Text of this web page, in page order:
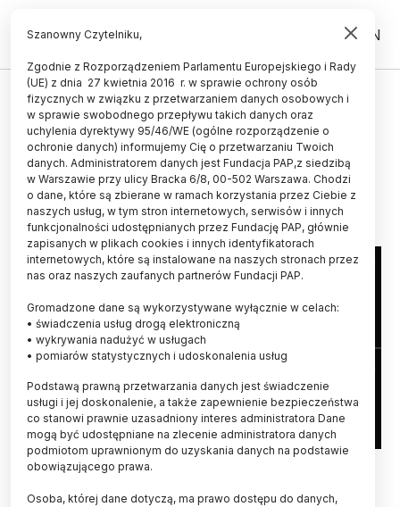
PL EN
MATERIA I ENERGIA
LHCb bada niuanse procesu
narodzin cząstek
23.11.2023
aktualizacja: 23.11.2023
4 minuty czytania
Read the English version of this article
Wizualizacja strumieni cząstek wtórnych zarejestrowanych
przez detektor LHCb w kilku zderzeniach proton-proton. Źródło:
Szanowny Czytelniku,
Zgodnie z Rozporządzeniem Parlamentu Europejskiego i Rady
(UE) z dnia 27 kwietnia 2016 r. w sprawie ochrony osób
fizycznych w związku z przetwarzaniem danych osobowych i
w sprawie swobodnego przepływu takich danych oraz
uchylenia dyrektywy 95/46/WE (ogólne rozporządzenie o
ochronie danych) informujemy Cię o przetwarzaniu Twoich
danych. Administratorem danych jest Fundacja PAP,z siedzibą
w Warszawie przy ulicy Bracka 6/8, 00-502 Warszawa. Chodzi
o dane, które są zbierane w ramach korzystania przez Ciebie z
naszych usług, w tym stron internetowych, serwisów i innych
funkcjonalności udostępnianych przez Fundację PAP, głównie
zapisanych w plikach cookies i innych identyfikatorach
internetowych, które są instalowane na naszych stronach przez
nas oraz naszych zaufanych partnerów Fundacji PAP.
Gromadzone dane są wykorzystywane wyłącznie w celach:
• świadczenia usług drogą elektroniczną
• wykrywania nadużyć w usługach
• pomiarów statystycznych i udoskonalenia usług
Podstawą prawną przetwarzania danych jest świadczenie
usługi i jej doskonalenie, a także zapewnienie bezpieczeństwa
co stanowi prawnie uzasadniony interes administratora Dane
mogą być udostępniane na zlecenie administratora danych
podmiotom uprawnionym do uzyskania danych na podstawie
obowiązującego prawa.
Osoba, której dane dotyczą, ma prawo dostępu do danych,